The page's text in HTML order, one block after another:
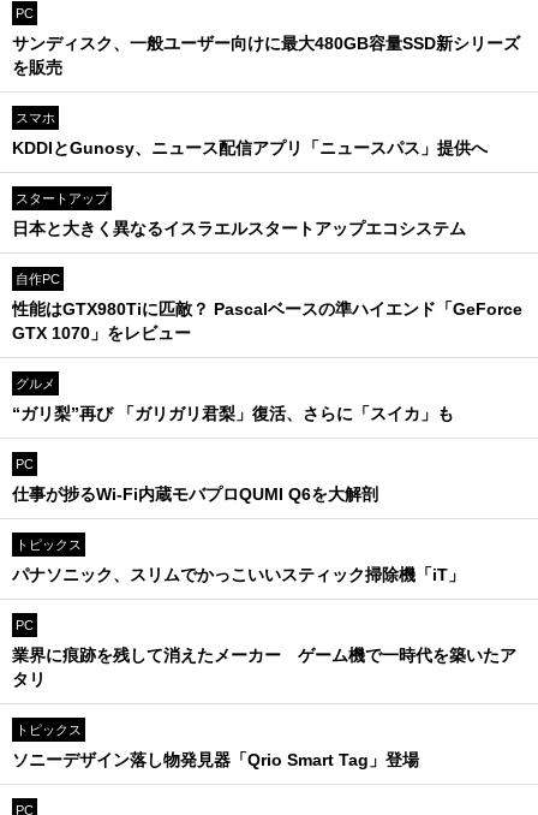
PC
サンディスク、一般ユーザー向けに最大480GB容量SSD新シリーズ
を販売
スマホ
KDDIとGunosy、ニュース配信アプリ「ニュースパス」提供へ
スタートアップ
日本と大きく異なるイスラエルスタートアップエコシステム
自作PC
性能はGTX980Tiに匹敵？ Pascalベースの準ハイエンド「GeForce
GTX 1070」をレビュー
グルメ
“ガリ梨”再び 「ガリガリ君梨」復活、さらに「スイカ」も
PC
仕事が捗るWi-Fi内蔵モバプロQUMI Q6を大解剖
トピックス
パナソニック、スリムでかっこいいスティック掃除機「iT」
PC
業界に痕跡を残して消えたメーカー ゲーム機で一時代を築いたア
タリ
トピックス
ソニーデザイン落し物発見器「Qrio Smart Tag」登場
PC